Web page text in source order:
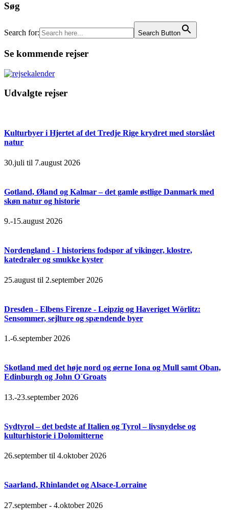
Søg
Search for: Search Button
Se kommende rejser
Udvalgte rejser
Kulturbyer i Hjertet af det Tredje Rige krydret med storslået
natur
30.juli til 7.august 2026
Gotland, Øland og Kalmar – det gamle østlige Danmark med
skøn natur og historie
9.-15.august 2026
Nordengland - I historiens fodspor af vikinger, klostre,
katedraler og smukke kyster
25.august til 2.september 2026
Dresden - Elbens Firenze - Leipzig og Haveriget Wörlitz:
Sensommer, sejlture og spændende byer
1.-6.september 2026
Skotland med det høje nord og øerne Iona og Mull samt Oban,
Edinburgh og John O´Groats
13.-23.september 2026
Sydtyrol – det bedste af Italien og Tyrol – livsnydelse og
kulturhistorie i Dolomitterne
26.september til 4.oktober 2026
Saarland, Rhinlandet og Alsace-Lorraine
27.september - 4.oktober 2026